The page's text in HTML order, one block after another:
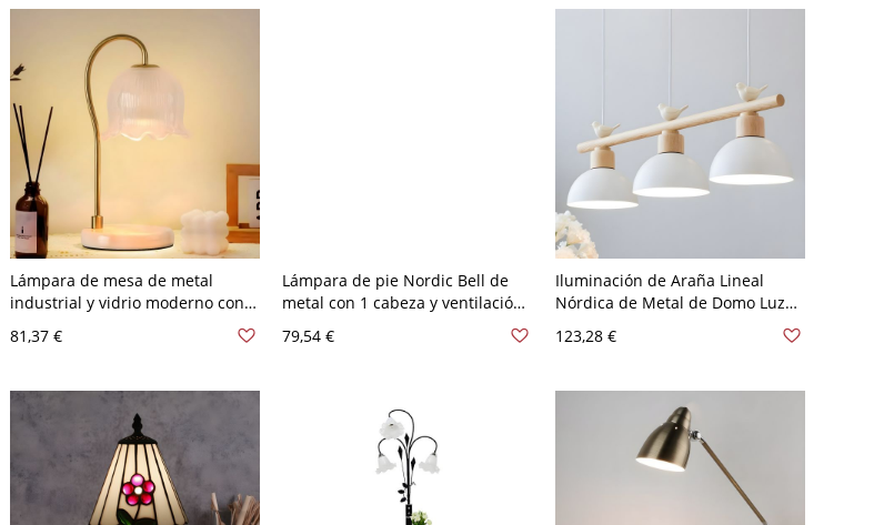
Lámpara de mesa de metal
industrial y vidrio moderno con
pantalla hacia abajo en forma de
campana - 110 A 120 V Blanco
81,37 €
Lámpara de pie Nordic Bell de
metal con 1 cabeza y ventilación
para sala de estar - 110 A 120 V
Negro
79,54 €
Iluminación de Araña Lineal
Nórdica de Metal de Domo Luz
Comedor - 110 A 120 V Blanco
123,28 €